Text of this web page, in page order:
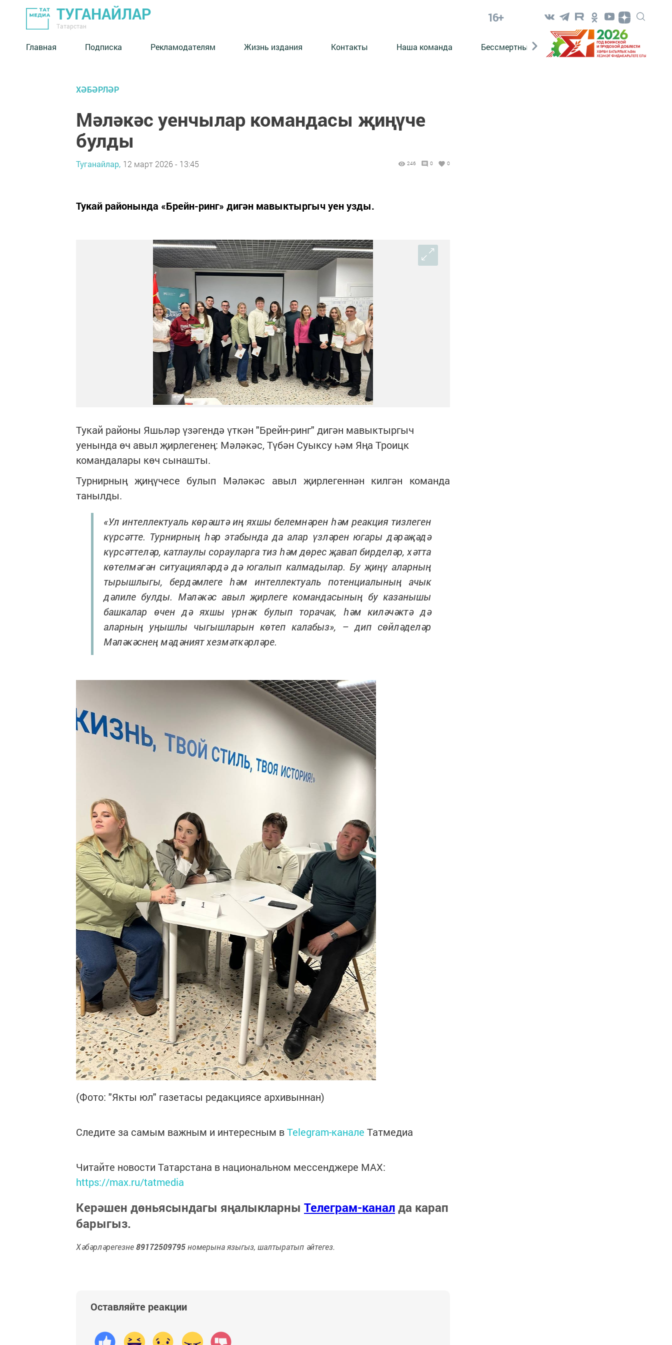
ТУГАНАЙЛАР
Татарстан
16+
Главная Подписка Рекламодателям Жизнь издания Контакты Наша команда Бессмертный полк. Кряшены
ХӘБӘРЛӘР
Мәләкәс уенчылар командасы җиңүче
булды
Туганайлар, 12 март 2026 - 13:45 246 0 0
Тукай районында «Брейн-ринг» дигән мавыктыргыч уен узды.
Тукай районы Яшьләр үзәгендә үткән "Брейн-ринг" дигән мавыктыргыч
уенында өч авыл җирлегенең: Мәләкәс, Түбән Суыксу һәм Яңа Троицк
командалары көч сынашты.
Турнирның җиңүчесе булып Мәләкәс авыл җирлегеннән килгән команда
танылды.
«Ул интеллектуаль көрәштә иң яхшы белемнәрен һәм реакция тизлеген
күрсәтте. Турнирның һәр этабында да алар үзләрен югары дәрәҗәдә
күрсәттеләр, катлаулы сорауларга тиз һәм дөрес җавап бирделәр, хәтта
көтелмәгән ситуацияләрдә дә югалып калмадылар. Бу җиңү аларның
тырышлыгы, бердәмлеге һәм интеллектуаль потенциалының ачык
дәлиле булды. Мәләкәс авыл җирлеге командасының бу казанышы
башкалар өчен дә яхшы үрнәк булып торачак, һәм киләчәктә дә
аларның уңышлы чыгышларын көтеп калабыз», – дип сөйләделәр
Мәләкәснең мәдәният хезмәткәрләре.
(Фото: "Якты юл" газетасы редакциясе архивыннан)
Следите за самым важным и интересным вTelegram-канале Татмедиа
Читайте новости Татарстана в национальном мессенджере MАХ:
https://max.ru/tatmedia
Керәшен дөньясындагы яңалыкларны Телеграм-каналда карап
барыгыз.
Хәбәрләрегезне89172509795номерына языгыз, шалтыратып әйтегез.
Оставляйте реакции